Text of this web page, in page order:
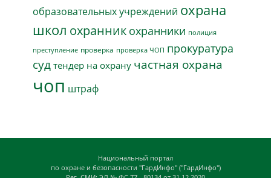
образовательных учреждений охрана
школ охранник охранники полиция
преступление проверка проверка ЧОП прокуратура
суд тендер на охрану частная охрана
чоп штраф
Национальный портал
по охране и безопасности "ГардИнфо" ("ГардИнфо")